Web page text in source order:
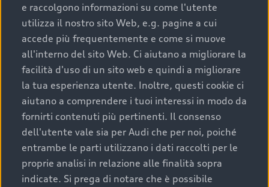
uno stato migliore del veicolo e a una maggiore
durata nel tempo;
cronologia dei tagliandi: una documentazione
completa della vettura certifica una manutenzione
costante e accurata;
condizioni della carrozzeria e degli interni: una
buona conservazione evidenzia cura e attenzione del
precedente proprietario;
efficienza meccanica: motore, trasmissione e
componenti principali in ottimo stato garantiscono
prestazioni affidabili e sicure.
e raccolgono informazioni su come l'utente
utilizza il nostro sito Web, e.g. pagine a cui
accede più frequentemente e come si muove
all'interno del sito Web. Ci aiutano a migliorare la
facilità d'uso di un sito web e quindi a migliorare
la tua esperienza utente. Inoltre, questi cookie ci
aiutano a comprendere i tuoi interessi in modo da
fornirti contenuti più pertinenti. Il consenso
dell'utente vale sia per Audi che per noi, poiché
entrambe le parti utilizzano i dati raccolti per le
proprie analisi in relazione alle finalità sopra
indicate. Si prega di notare che è possibile